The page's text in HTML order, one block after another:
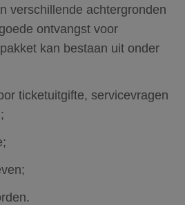
verschillende achtergronden
ontvangst voor
kan bestaan uit onder
ticketuitgifte, servicevragen